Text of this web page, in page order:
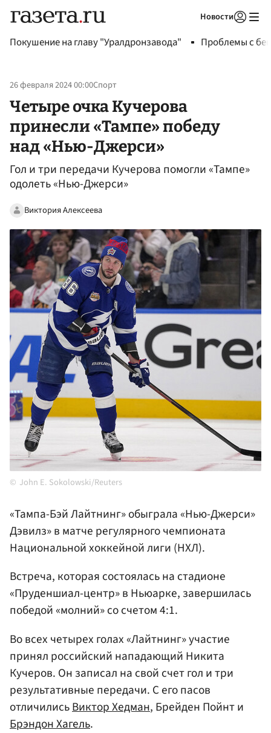
Новости
Покушение на главу "Уралдронзавода" Проблемы с
26 февраля 2024 00:00Спорт
Четыре очка Кучерова
принесли «Тампе» победу
над «Нью-Джерси»
Гол и три передачи Кучерова помогли «Тампе»
одолеть «Нью-Джерси»
Виктория Алексеева
John E. Sokolowski/Reuters
«Тампа-Бэй Лайтнинг» обыграла «Нью-Джерси»
Дэвилз» в матче регулярного чемпионата
Национальной хоккейной лиги (НХЛ).
Встреча, которая состоялась на стадионе
«Пруденшиал-центр» в Ньюарке, завершилась
победой «молний» со счетом 4:1.
Во всех четырех голах «Лайтнинг» участие
принял российский нападающий Никита
Кучеров. Он записал на свой счет гол и три
результативные передачи. С его пасов
отличилисьВиктор Хедман, Брейден Пойнт и
Брэндон Хагель.